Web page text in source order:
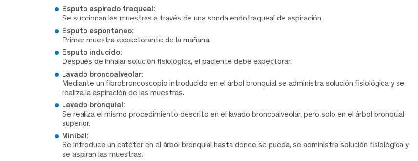
Esputo aspirado traqueal:
Se succionan las muestras a través de una sonda endotraqueal de aspiración.
Esputo espontáneo:
Primer muestra expectorante de la mañana.
Esputo inducido:
Después de inhalar solución fisiológica, el paciente debe expectorar.
Lavado broncoalveolar:
Mediante un fibrobroncoscopio introducido en el árbol bronquial se administra solución fisiológica y se
realiza la aspiración de las muestras.
Lavado bronquial:
Se realiza el mismo procedimiento descrito en el lavado broncoalveolar, pero solo en el árbol bronquial
superior.
Minibal:
Se introduce un catéter en el árbol bronquial hasta donde se pueda, se administra solución fisiológica y
se aspiran las muestras.